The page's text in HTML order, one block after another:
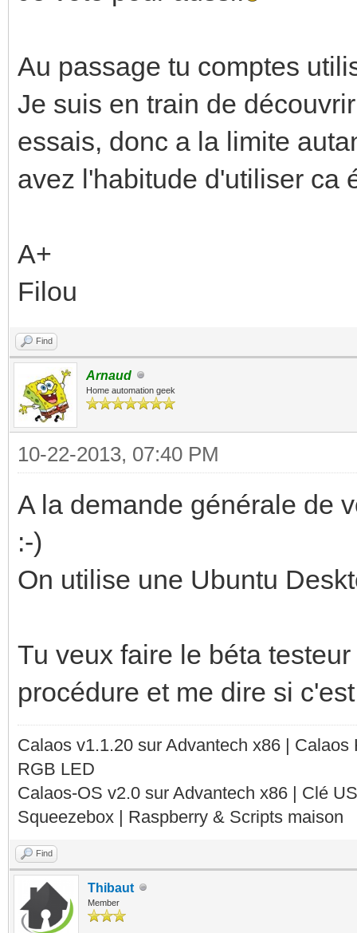
Au passage tu comptes
Je suis en train de
essais, donc a la limite
avez l'habitude d'utiliser ca
A+
Filou
Find
Arnaud
Home automation geek
10-22-2013, 07:40 PM
A la demande générale de
:-)
On utilise une Ubuntu
Tu veux faire le béta
procédure et me dire si
Calaos v1.1.20 sur Advantech x86 |
RGB LED
Calaos-OS v2.0 sur Advantech x86 | Clé
Squeezebox | Raspberry & Scripts maison
Find
Thibaut
Member